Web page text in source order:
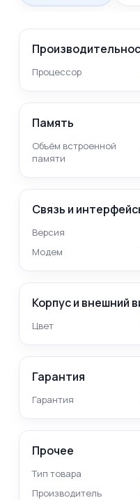
Процессор
Память
Объём встроенной
памяти
Связь и
Версия
Модем
Корпус и внешний
Цвет
Гарантия
Гарантия
Прочее
Тип товара
Производитель